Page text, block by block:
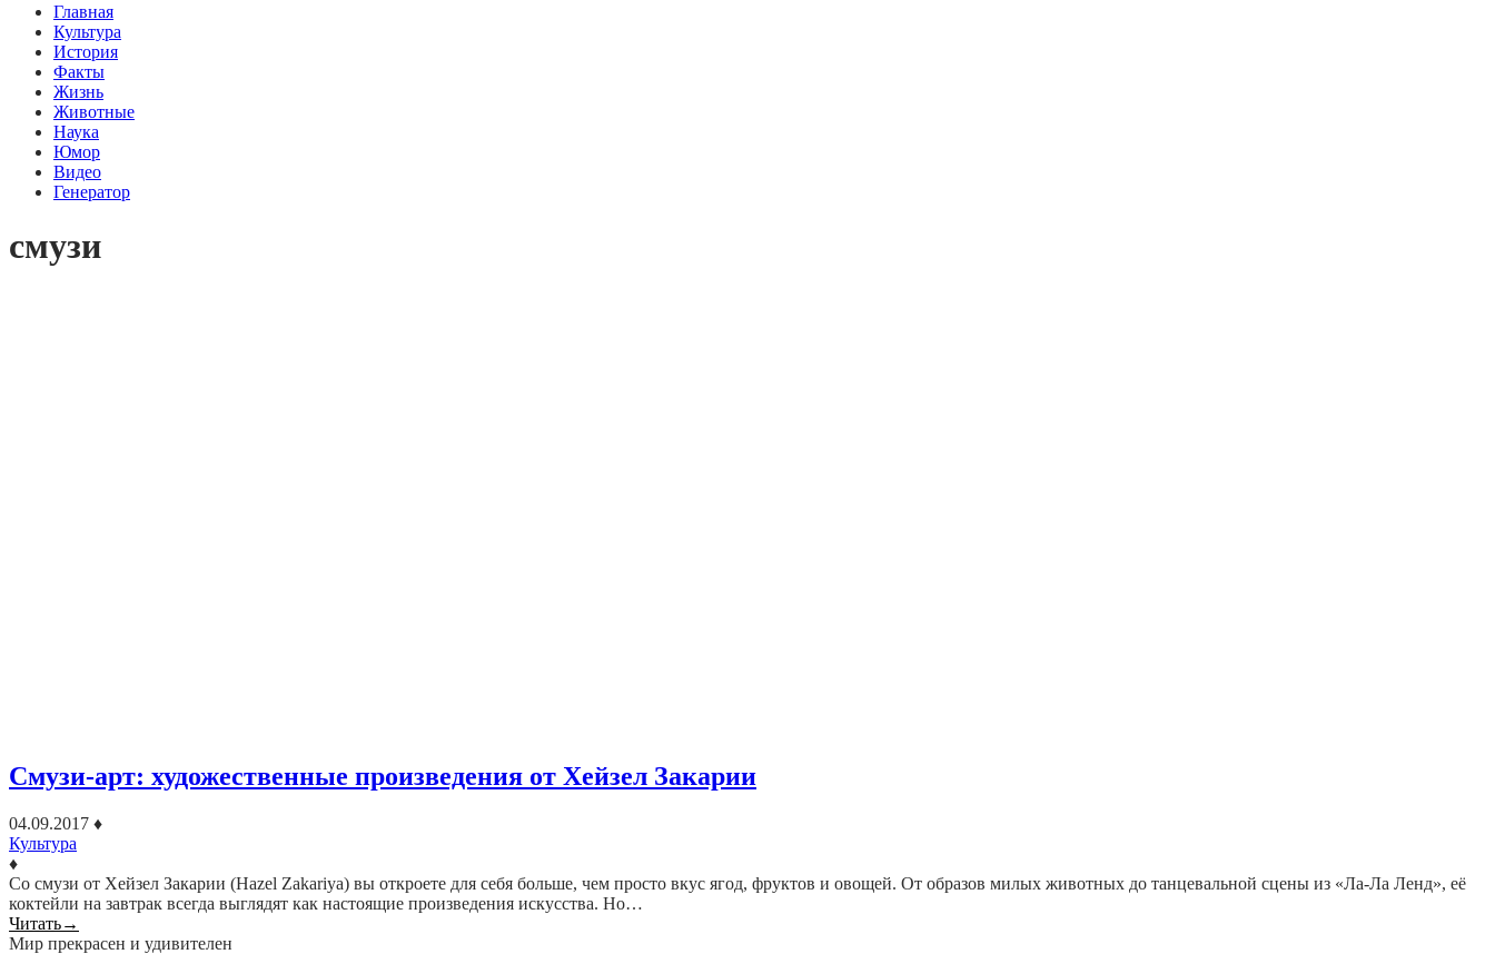
Главная
Культура
История
Факты
Жизнь
Животные
Наука
Юмор
Видео
Генератор
смузи
Смузи-арт: художественные произведения от Хейзел Закарии
04.09.2017 ♦
Культура
♦
Со смузи от Хейзел Закарии (Hazel Zakariya) вы откроете для себя больше, чем просто вкус ягод, фруктов и овощей. От образов милых животных до танцевальной сцены из «Ла-Ла Ленд», её
коктейли на завтрак всегда выглядят как настоящие произведения искусства. Но…
Читать→
Мир прекрасен и удивителен